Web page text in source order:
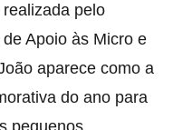
pelo
Apoio às Micro e
aparece como a
do ano para